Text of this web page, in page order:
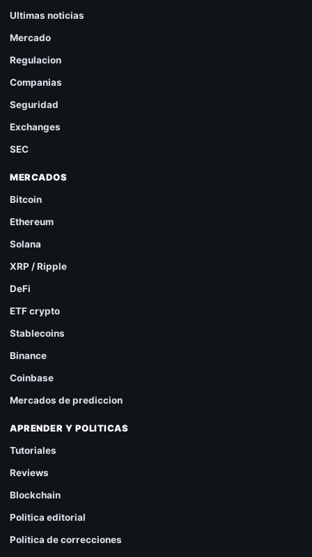
Ultimas noticias
Mercado
Regulacion
Companias
Seguridad
Exchanges
SEC
MERCADOS
Bitcoin
Ethereum
Solana
XRP / Ripple
DeFi
ETF crypto
Stablecoins
Binance
Coinbase
Mercados de prediccion
APRENDER Y POLITICAS
Tutoriales
Reviews
Blockchain
Politica editorial
Politica de correcciones